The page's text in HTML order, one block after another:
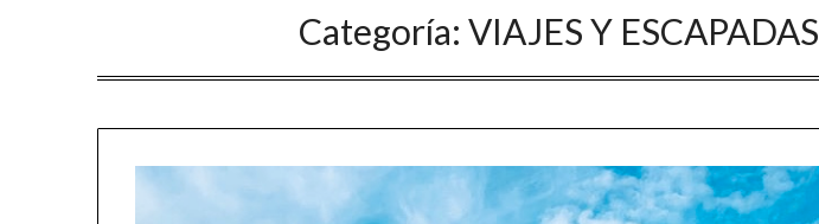
Categoría: VIAJES Y ESCAPADAS